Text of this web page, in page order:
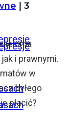
| 3
i prawnymi.
w
byłego
płacić?